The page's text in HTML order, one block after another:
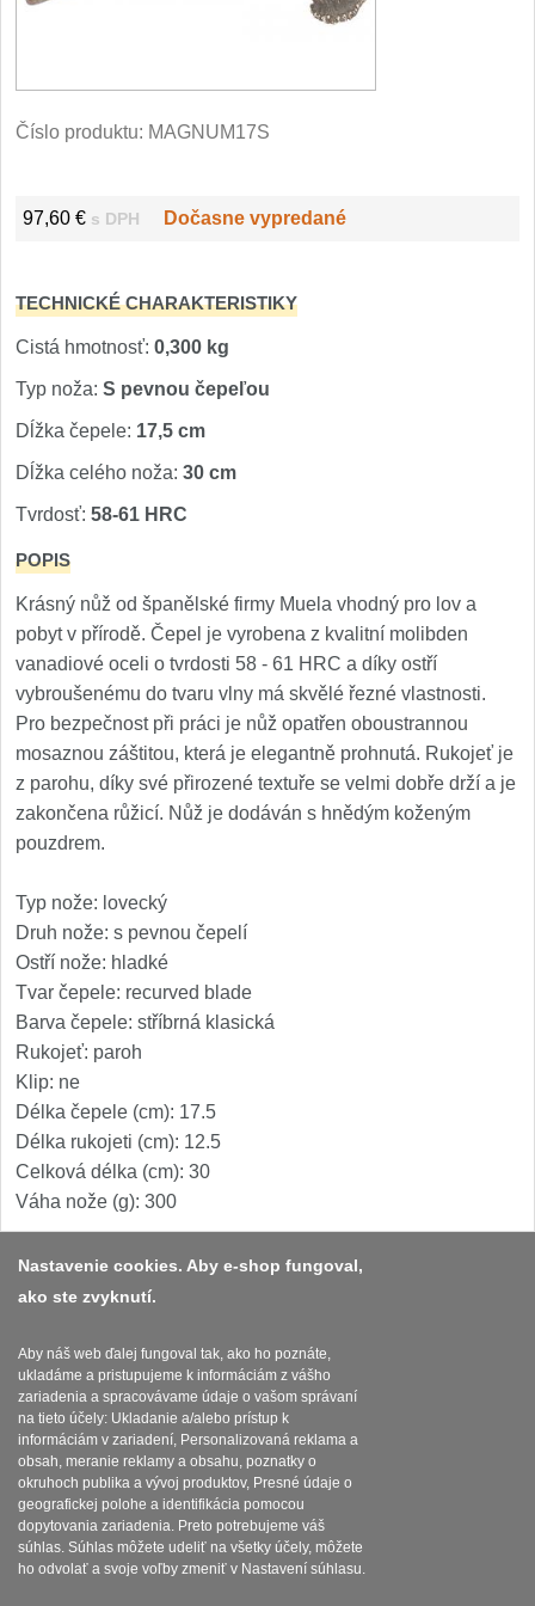
Steakové nože 2
Porcovací nože 2
Sekáčky a speciální nože
15
Japonské nože
Zavírací nože
Vreckové 6
Taktické 3
Turistické 7
Speciální
Nože s pevnou čepeľou
Taktické 8
Outdoorové 9
Špeciálne nože
Vrhacie 12
Záchranárske 4
Ostrenie nožov
Ostřiče nožů
Brusné kameny 3
Doplňky a díly 4
Nože SEBURO
Nože Seburo SARADA 93
Číslo produktu: MAGNUM17S
97,60 € s DPH Dočasne vypredané
TECHNICKÉ CHARAKTERISTIKY
Cistá hmotnosť: 0,300 kg
Typ noža: S pevnou čepeľou
Dĺžka čepele: 17,5 cm
Dĺžka celého noža: 30 cm
Tvrdosť: 58-61 HRC
POPIS
Krásný nůž od španělské firmy Muela vhodný pro lov a
pobyt v přírodě. Čepel je vyrobena z kvalitní molibden
vanadiové oceli o tvrdosti 58 - 61 HRC a díky ostří
vybroušenému do tvaru vlny má skvělé řezné vlastnosti.
Pro bezpečnost při práci je nůž opatřen oboustrannou
mosaznou záštitou, která je elegantně prohnutá. Rukojeť je
z parohu, díky své přirozené textuře se velmi dobře drží a je
zakončena růžicí. Nůž je dodáván s hnědým koženým
pouzdrem.
Typ nože: lovecký
Druh nože: s pevnou čepelí
Ostří nože: hladké
Tvar čepele: recurved blade
Barva čepele: stříbrná klasická
Rukojeť: paroh
Klip: ne
Délka čepele (cm): 17.5
Délka rukojeti (cm): 12.5
Celková délka (cm): 30
Váha nože (g): 300
Platba a dodávka
Obchodní podmínky
Zasady zpracovani osobnich udaju
Reklamační řád
Nastavenie cookies. Aby e-shop fungoval,
ako ste zvyknutí.
Aby náš web ďalej fungoval tak, ako ho poznáte,
ukladáme a pristupujeme k informáciám z vášho
zariadenia a spracovávame údaje o vašom správaní
na tieto účely: Ukladanie a/alebo prístup k
informáciám v zariadení, Personalizovaná reklama a
obsah, meranie reklamy a obsahu, poznatky o
okruhoch publika a vývoj produktov, Presné údaje o
geografickej polohe a identifikácia pomocou
dopytovania zariadenia. Preto potrebujeme váš
súhlas. Súhlas môžete udeliť na všetky účely, môžete
ho odvolať a svoje voľby zmeniť v Nastavení súhlasu.